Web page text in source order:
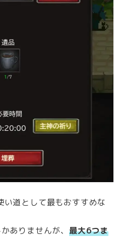
道として最もおすすめな
ありませんが、 最大6つま